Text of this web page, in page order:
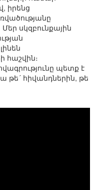
իրենց
սկզբունքային
հաշվին։
պետք է
թե´ հիվանդներին, թե